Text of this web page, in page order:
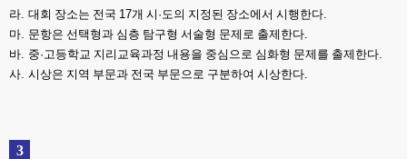
라 대회 장소는 전국 17개 시 · 도의 지정된 장소에서 시행한다
마 문항은 선택형과 심층 탐구형 서술형 문제로 출제한다
바 중· 고등학교 지리교육과정 내용을 중심으로 심화형 문제를 출제한다
사 시상은 지역 부문과 전국 부문으로 구분하여 시상한다
3